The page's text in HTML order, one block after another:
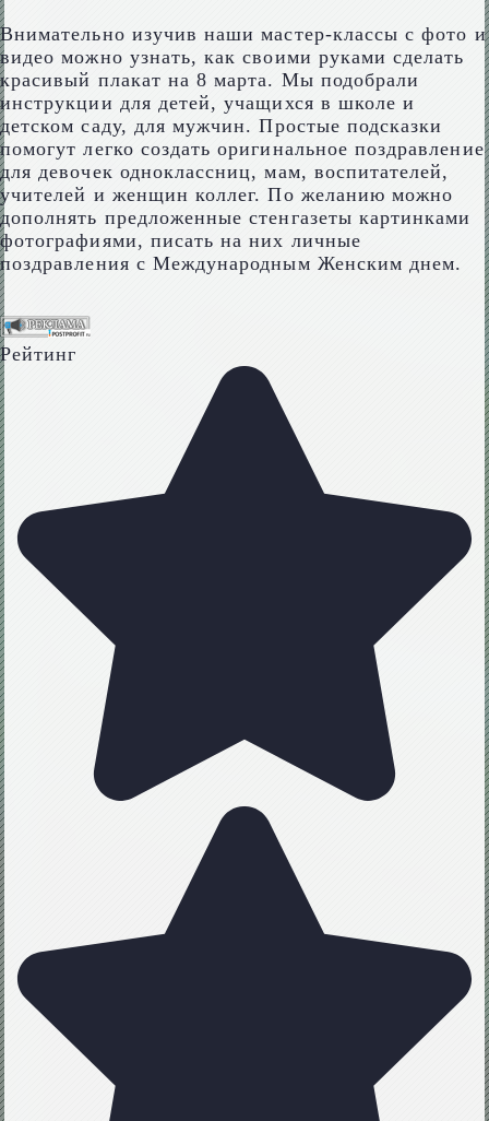
Внимательно изучив наши мастер-классы с фото и
видео можно узнать, как своими руками сделать
красивый плакат на 8 марта. Мы подобрали
инструкции для детей, учащихся в школе и
детском саду, для мужчин. Простые подсказки
помогут легко создать оригинальное поздравление
для девочек одноклассниц, мам, воспитателей,
учителей и женщин коллег. По желанию можно
дополнять предложенные стенгазеты картинками
фотографиями, писать на них личные
поздравления с Международным Женским днем.
Рейтинг